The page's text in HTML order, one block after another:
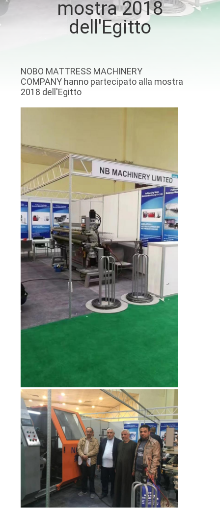
DI
QUALITÀ
NOTIZIE
CASI
MAPPA
DEL
SITO
NORME
SULLA
PRIVACY
mostra 2018
dell'Egitto
NOBO MATTRESS MACHINERY
COMPANY hanno partecipato alla mostra
2018 dell'Egitto